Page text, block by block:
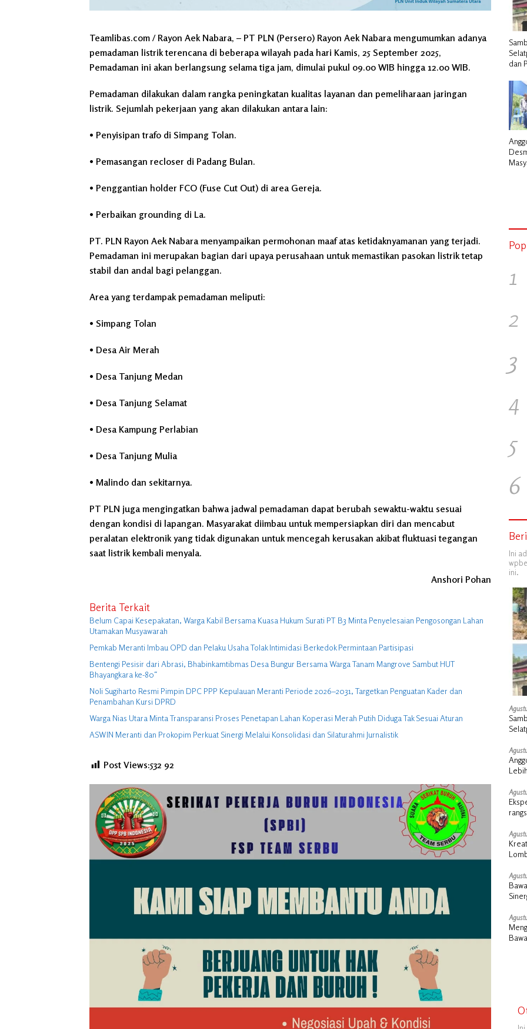
Teamlibas.com / Rayon Aek Nabara, – PT PLN (Persero) Rayon Aek Nabara mengumumkan adanya
pemadaman listrik terencana di beberapa wilayah pada hari Kamis, 25 September 2025,
Pemadaman ini akan berlangsung selama tiga jam, dimulai pukul 09.00 WIB hingga 12.00 WIB.
Pemadaman dilakukan dalam rangka peningkatan kualitas layanan dan pemeliharaan jaringan
listrik. Sejumlah pekerjaan yang akan dilakukan antara lain:
• Penyisipan trafo di Simpang Tolan.
• Pemasangan recloser di Padang Bulan.
• Penggantian holder FCO (Fuse Cut Out) di area Gereja.
• Perbaikan grounding di La.
PT. PLN Rayon Aek Nabara menyampaikan permohonan maaf atas ketidaknyamanan yang terjadi.
Pemadaman ini merupakan bagian dari upaya perusahaan untuk memastikan pasokan listrik tetap
stabil dan andal bagi pelanggan.
Area yang terdampak pemadaman meliputi:
• Simpang Tolan
• Desa Air Merah
• Desa Tanjung Medan
• Desa Tanjung Selamat
• Desa Kampung Perlabian
• Desa Tanjung Mulia
• Malindo dan sekitarnya.
PT PLN juga mengingatkan bahwa jadwal pemadaman dapat berubah sewaktu-waktu sesuai
dengan kondisi di lapangan. Masyarakat diimbau untuk mempersiapkan diri dan mencabut
peralatan elektronik yang tidak digunakan untuk mencegah kerusakan akibat fluktuasi tegangan
saat listrik kembali menyala.
Anshori Pohan
Berita Terkait
Belum Capai Kesepakatan, Warga Kabil Bersama Kuasa Hukum Surati PT B3 Minta Penyelesaian Pengosongan Lahan
Utamakan Musyawarah
Pemkab Meranti Imbau OPD dan Pelaku Usaha Tolak Intimidasi Berkedok Permintaan Partisipasi
Bentengi Pesisir dari Abrasi, Bhabinkamtibmas Desa Bungur Bersama Warga Tanam Mangrove Sambut HUT
Bhayangkara ke-80″
Noli Sugiharto Resmi Pimpin DPC PPP Kepulauan Meranti Periode 2026–2031, Targetkan Penguatan Kader dan
Penambahan Kursi DPRD
Warga Nias Utara Minta Transparansi Proses Penetapan Lahan Koperasi Merah Putih Diduga Tak Sesuai Aturan
ASWIN Meranti dan Prokopim Perkuat Sinergi Melalui Konsolidasi dan Silaturahmi Jurnalistik
Post Views:532 92
dan
1
2
3
4
5
6
Ini
ini.